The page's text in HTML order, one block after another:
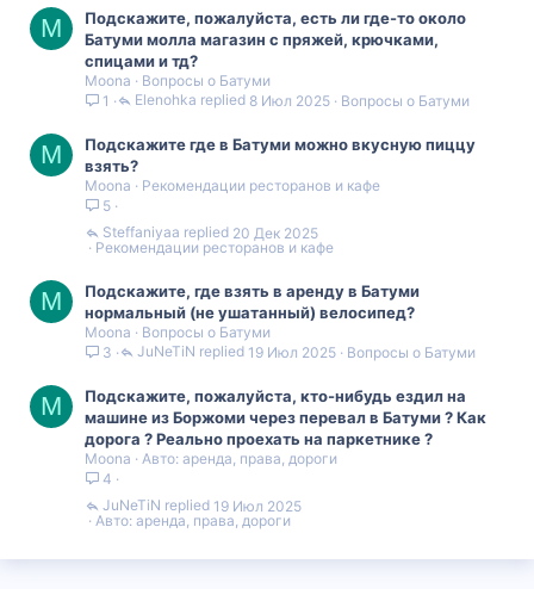
M
Подскажите, пожалуйста, есть ли где-то около
Батуми молла магазин с пряжей, крючками,
спицами и тд?
Moona
Вопросы о Батуми
1
Вопросы о Батуми
8 Июл 2025
Elenohka
M
Подскажите где в Батуми можно вкусную пиццу
взять?
Moona
Рекомендации ресторанов и кафе
5
Рекомендации ресторанов и кафе
20 Дек 2025
Steffaniyaa
M
Подскажите, где взять в аренду в Батуми
нормальный (не ушатанный) велосипед?
Moona
Вопросы о Батуми
3
Вопросы о Батуми
19 Июл 2025
JuNeTiN
M
Подскажите, пожалуйста, кто-нибудь ездил на
машине из Боржоми через перевал в Батуми ? Как
дорога ? Реально проехать на паркетнике ?
Moona
Авто: аренда, права, дороги
4
Авто: аренда, права, дороги
19 Июл 2025
JuNeTiN